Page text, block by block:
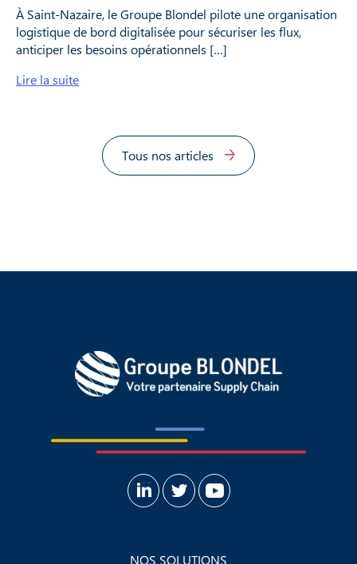
À Saint-Nazaire, le Groupe Blondel pilote une organisation
logistique de bord digitalisée pour sécuriser les flux,
anticiper les besoins opérationnels […]
Lire la suite
Tous nos articles
NOS SOLUTIONS